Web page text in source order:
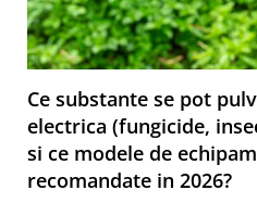
Ce substante se pot
electrica (fungicide,
si ce modele de
recomandate in 2026?